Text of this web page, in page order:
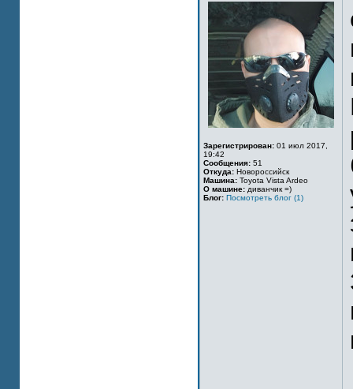
Зарегистрирован: 01 июл 2017,
19:42
Сообщения: 51
Откуда: Новороссийск
Машина: Toyota Vista Ardeo
О машине: диванчик =)
Блог: Посмотреть блог (1)